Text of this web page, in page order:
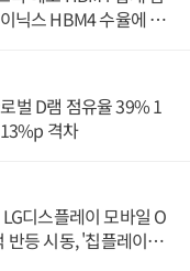
닉스 HBM4 수율에 주
벌 D램 점유율 39% 1
격차
디스플레이 모바일 O
반등 시동, '칩플레이